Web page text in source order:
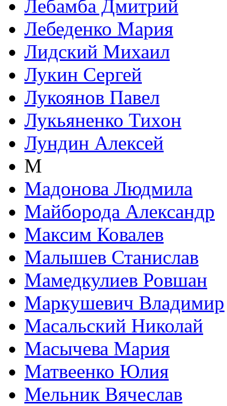
Лебамба Дмитрий
Лебеденко Мария
Лидский Михаил
Лукин Сергей
Лукоянов Павел
Лукьяненко Тихон
Лундин Алексей
М
Мадонова Людмила
Майборода Александр
Максим Ковалев
Малышев Станислав
Мамедкулиев Ровшан
Маркушевич Владимир
Масальский Николай
Масычева Мария
Матвеенко Юлия
Мельник Вячеслав